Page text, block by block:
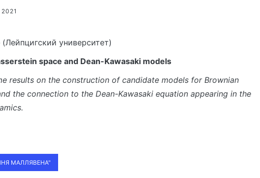
(Лейпцигский университет)
space and Dean-Kawasaki models
results on the construction of candidate models for Brownian
the connection to the Dean-Kawasaki equation appearing in the
МАЛЛЯВЕНА"